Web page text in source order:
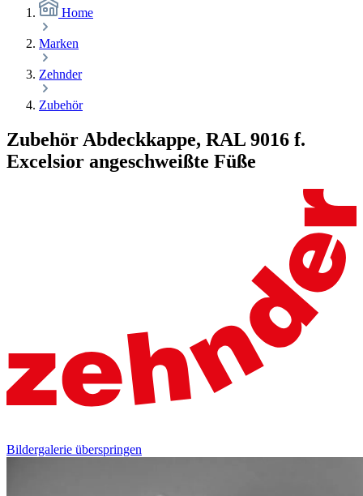
Home
Marken
Zehnder
Zubehör
Zubehör Abdeckkappe, RAL 9016 f.
Excelsior angeschweißte Füße
Bildergalerie überspringen